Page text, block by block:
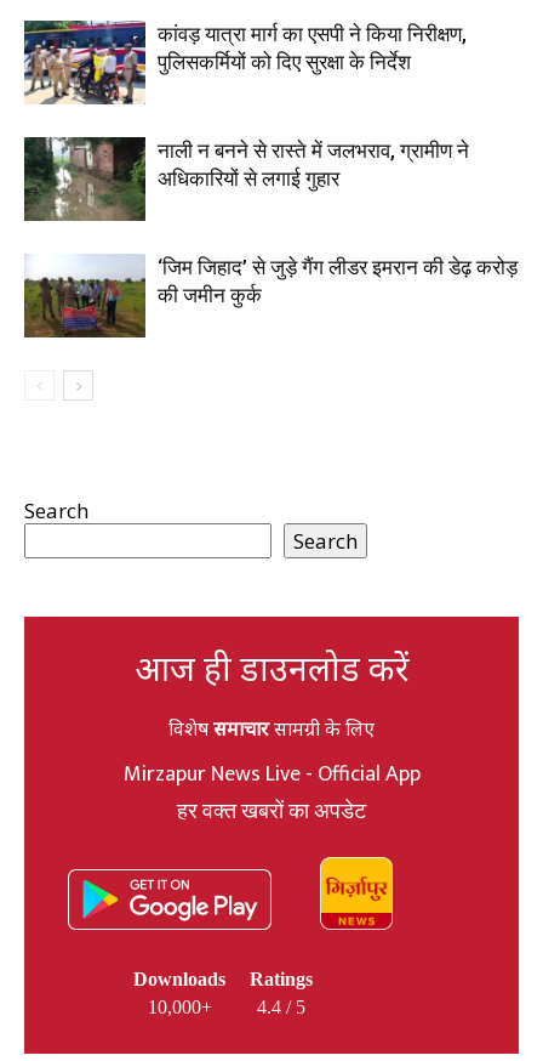
कांवड़ यात्रा मार्ग का एसपी ने किया निरीक्षण,
पुलिसकर्मियों को दिए सुरक्षा के निर्देश
नाली न बनने से रास्ते में जलभराव, ग्रामीण ने
अधिकारियों से लगाई गुहार
‘जिम जिहाद’ से जुड़े गैंग लीडर इमरान की डेढ़ करोड़
की जमीन कुर्क
Search
Search
आज ही डाउनलोड करें
विशेषसमाचारसामग्री के लिए
Mirzapur News Live - Official App
हर वक्त खबरों का अपडेट
Downloads
10,000+
Ratings
4.4 / 5